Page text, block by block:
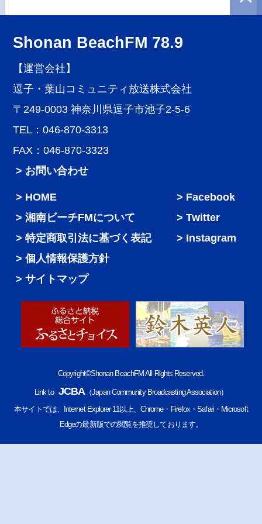
Shonan BeachFM 78.9
【運営会社】
逗子・葉山コミュニティ放送株式会社
〒249-0003 神奈川県逗子市池子2-5-6
TEL：046-870-3313
FAX：046-870-3323
> お問い合わせ
HOME
湘南ビーチFMについて
特定商取引法に基づく表記
個人情報保護方針
サイトマップ
Facebook
Twitter
Instagram
Copyright©Shonan BeachFM All Rights Reserved.
Link to JCBA（Japan Community Broadcasting Association）
本サイトでは、Internet Explorer 11以上、Chrome・Firefox・Safari・Microsoft
Edgeの最新版での閲覧を推奨しております。